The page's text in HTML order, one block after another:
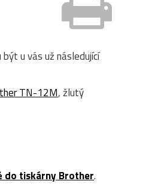
být u vás už následující
TN-12M, žlutý
do tiskárny Brother.